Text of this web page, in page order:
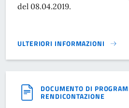
del 08.04.2019.
ULTERIORI INFORMAZIONI
PI VARIANTE}
DOCUMENTO DI
RENDICONTAZIONE